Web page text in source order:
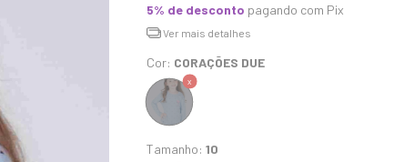
5% de desconto pagando com Pix
Ver mais detalhes
Cor: CORAÇÕES DUE
Tamanho: 10